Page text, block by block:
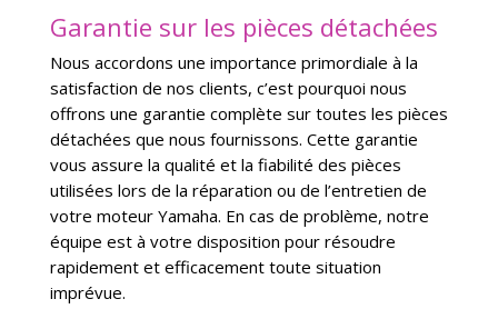
Garantie sur les pièces détachées
Nous accordons une importance primordiale à la
satisfaction de nos clients, c’est pourquoi nous
offrons une garantie complète sur toutes les pièces
détachées que nous fournissons. Cette garantie
vous assure la qualité et la fiabilité des pièces
utilisées lors de la réparation ou de l’entretien de
votre moteur Yamaha. En cas de problème, notre
équipe est à votre disposition pour résoudre
rapidement et efficacement toute situation
imprévue.